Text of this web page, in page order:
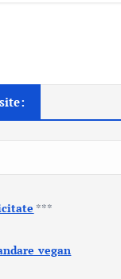
***
vegan